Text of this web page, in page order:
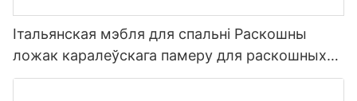
Італьянская мэбля для спальні Раскошны
ложак каралеўскага памеру для раскошных
віл